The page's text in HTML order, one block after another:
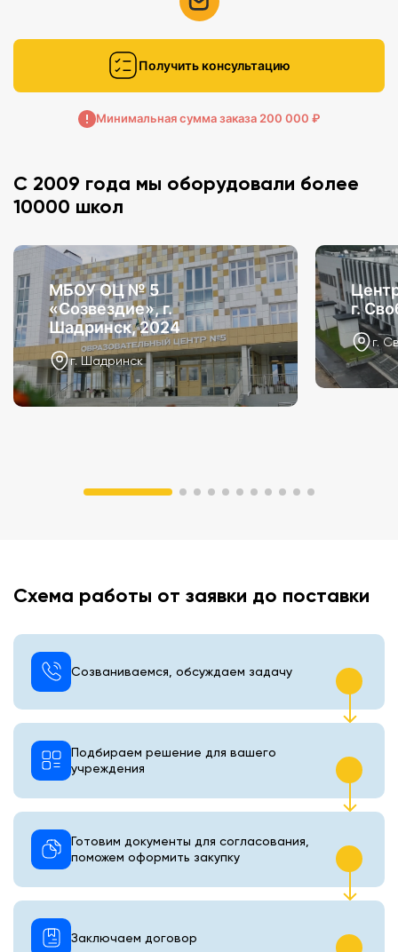
Получить консультацию
Минимальная сумма заказа 200 000 ₽
С 2009 года мы оборудовали более
10000 школ
МБОУ ОЦ № 5
«Созвездие», г.
Шадринск, 2024
г. Шадринск
г.
г.
Схема работы от заявки до поставки
Созваниваемся, обсуждаем задачу
Подбираем решение для вашего
учреждения
Готовим документы для согласования,
поможем оформить закупку
Заключаем договор